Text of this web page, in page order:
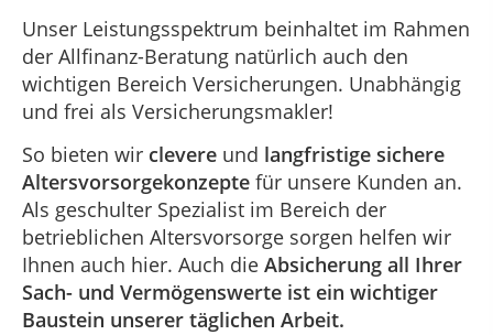
Unser Leistungsspektrum beinhaltet im Rahmen
der Allfinanz-Beratung natürlich auch den
wichtigen Bereich Versicherungen. Unabhängig
und frei als Versicherungsmakler!
So bieten wir clevere und langfristige sichere
Altersvorsorgekonzepte für unsere Kunden an.
Als geschulter Spezialist im Bereich der
betrieblichen Altersvorsorge sorgen helfen wir
Ihnen auch hier. Auch die Absicherung all Ihrer
Sach- und Vermögenswerte ist ein wichtiger
Baustein unserer täglichen Arbeit.